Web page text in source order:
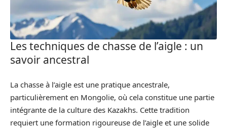
Les techniques de chasse de l’aigle : un
savoir ancestral
La chasse à l’aigle est une pratique ancestrale,
particulièrement en Mongolie, où cela constitue une partie
intégrante de la culture des Kazakhs. Cette tradition
requiert une formation rigoureuse de l’aigle et une solide